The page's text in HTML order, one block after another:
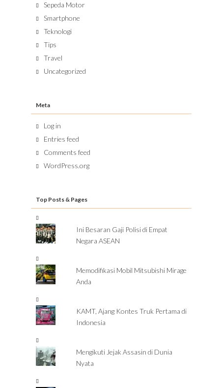
Sepeda Motor
Smartphone
Teknologi
Tips
Travel
Uncategorized
Meta
Log in
Entries feed
Comments feed
WordPress.org
Top Posts & Pages
Ini Besaran Gaji Polisi di Empat
Negara ASEAN
Memodifikasi Mobil Mitsubishi Mirage
Anda
KAMT, Ajang Kontes Truk Pertama di
Indonesia
Mengikuti Jejak Assasin di Dunia
Nyata